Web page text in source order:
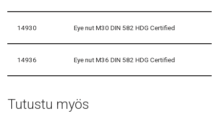
14930 Eye nut M30 DIN 582 HDG Certified
14936 Eye nut M36 DIN 582 HDG Certified
Tutustu myös